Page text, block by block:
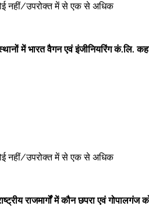
नहीं/उपरोक्त में से एक से अधिक
में भारत वैगन एवं इंजीनियरिंग कं.लि.
नहीं/उपरोक्त में से एक से अधिक
राजमार्गों में कौन छपरा एवं गोपालगंज